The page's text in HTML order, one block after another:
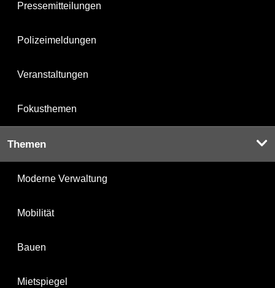
Pressemitteilungen
Polizeimeldungen
Veranstaltungen
Fokusthemen
Themen
Moderne Verwaltung
Mobilität
Bauen
Mietspiegel